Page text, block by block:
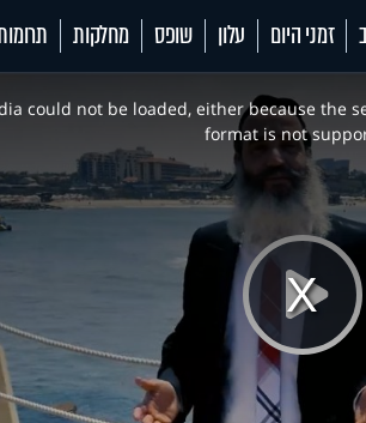
זמני היום עלון שופס מחלקות
could not be loaded, either because the
format is not